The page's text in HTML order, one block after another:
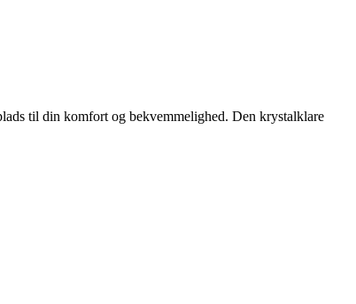
til din komfort og bekvemmelighed. Den krystalklare